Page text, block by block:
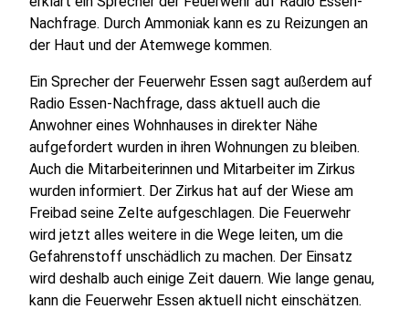
Nachfrage. Durch Ammoniak kann es zu Reizungen an
der Haut und der Atemwege kommen.
Ein Sprecher der Feuerwehr Essen sagt außerdem auf
Radio Essen-Nachfrage, dass aktuell auch die
Anwohner eines Wohnhauses in direkter Nähe
aufgefordert wurden in ihren Wohnungen zu bleiben.
Auch die Mitarbeiterinnen und Mitarbeiter im Zirkus
wurden informiert. Der Zirkus hat auf der Wiese am
Freibad seine Zelte aufgeschlagen. Die Feuerwehr
wird jetzt alles weitere in die Wege leiten, um die
Gefahrenstoff unschädlich zu machen. Der Einsatz
wird deshalb auch einige Zeit dauern. Wie lange genau,
kann die Feuerwehr Essen aktuell nicht einschätzen.